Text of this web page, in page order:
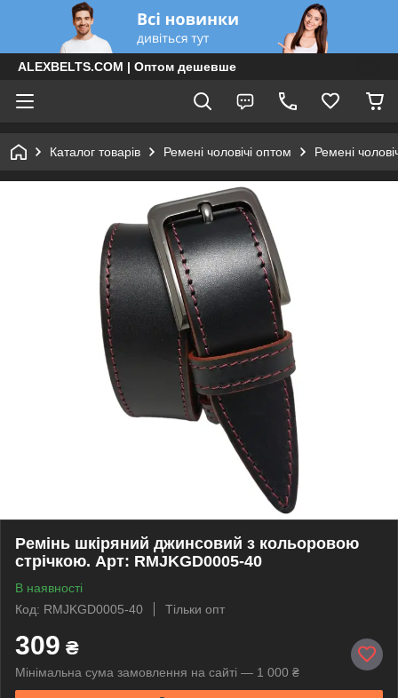
ALEXBELTS.COM | Оптом дешевше
Каталог товарів Ремені чоловічі оптом Ремені
Ремінь шкіряний джинсовий з кольоровою
стрічкою. Арт: RMJKGD0005-40
В наявності
Код: RMJKGD0005-40
Тільки опт
309 ₴
Мінімальна сума замовлення на сайті — 1 000 ₴